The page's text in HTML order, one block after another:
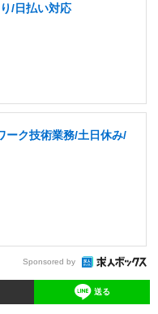
/日払い対応
ーク技術業務/土日休み/
Sponsored by
送る